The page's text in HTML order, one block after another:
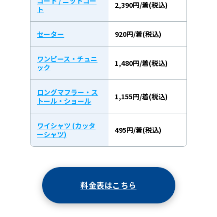
ト
2,390円/着(税込)
セーター 920円/着(税込)
ワンピース・チュニ
ック
1,480円/着(税込)
ロングマフラー・ス
トール・ショール
1,155円/着(税込)
ワイシャツ (カッタ
ーシャツ)
495円/着(税込)
料金表はこちら